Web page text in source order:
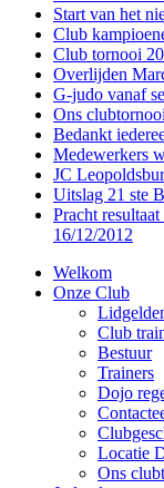
Start van het
Club
Club tornooi
Overlijden
G-judo vanaf
Ons
Bedankt
Medewerkers
JC
Uitslag 21 ste
Pracht
16/12/2012
Welkom
Onze Club
Club
Bestuur
Trainers
Dojo
Locatie
Ons